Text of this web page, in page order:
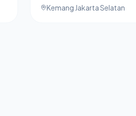
Private Pool
Kemang Jakarta Selatan